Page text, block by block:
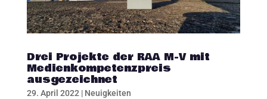
Drei Projekte der RAA M-V mit
Medienkompetenzpreis
ausgezeichnet
29. April 2022| Neuigkeiten